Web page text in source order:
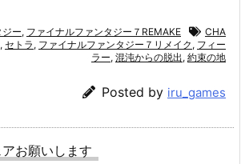
ー, ファイナルファンタジー７REMAKE
CHA
, セトラ , ファイナルファンタジー７リメイク , フィー
ラー, 混沌からの脱出, 約束の地
Posted by iru_games
お願いします